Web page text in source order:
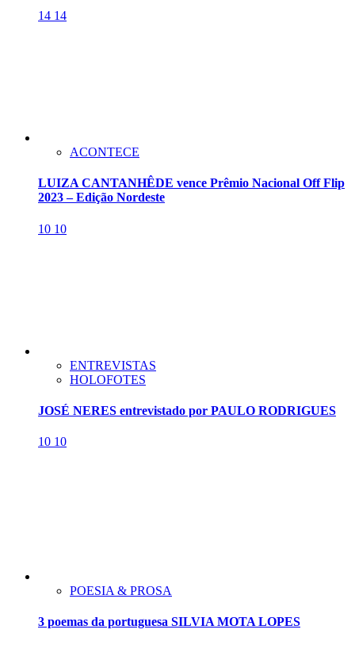
14 14
ACONTECE
LUIZA CANTANHÊDE vence Prêmio Nacional Off Flip
2023 – Edição Nordeste
10 10
ENTREVISTAS
HOLOFOTES
JOSÉ NERES entrevistado por PAULO RODRIGUES
10 10
POESIA & PROSA
3 poemas da portuguesa SILVIA MOTA LOPES